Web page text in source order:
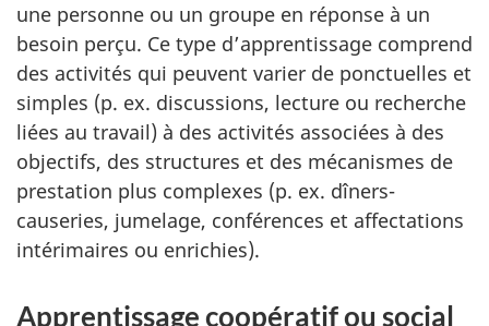
une personne ou un groupe en réponse à un
besoin perçu. Ce type d’apprentissage comprend
des activités qui peuvent varier de ponctuelles et
simples (p. ex. discussions, lecture ou recherche
liées au travail) à des activités associées à des
objectifs, des structures et des mécanismes de
prestation plus complexes (p. ex. dîners-
causeries, jumelage, conférences et affectations
intérimaires ou enrichies).
Apprentissage coopératif ou social